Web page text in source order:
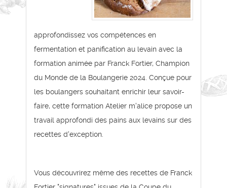
approfondissez vos compétences en
fermentation et panification au levain avec la
formation animée par Franck Fortier, Champion
du Monde de la Boulangerie 2024. Conçue pour
les boulangers souhaitant enrichir leur savoir-
faire, cette formation Atelier m'alice propose un
travail approfondi des pains aux levains sur des
recettes d'exception.
Vous découvrirez même des recettes de Franck